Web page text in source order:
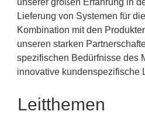
unserer großen Erfahrung in
Lieferung von Systemen für
Kombination mit den
unseren starken
spezifischen Bedürfnisse des
innovative kundenspezifische
Leitthemen